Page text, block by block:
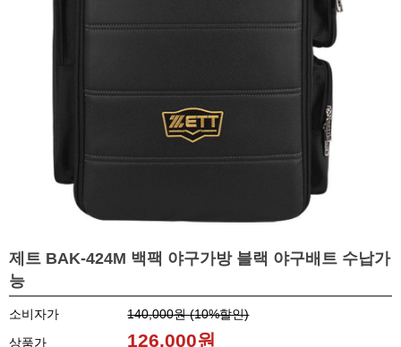
제트 BAK-424M 백팩 야구가방 블랙 야구배트 수납가
능
소비자가 140,000원 (10%할인)
상품가
126,000원